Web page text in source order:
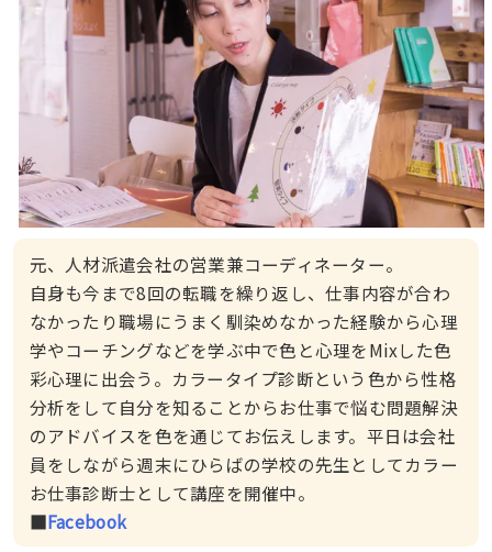
元、人材派遣会社の営業兼コーディネーター。
自身も今まで8回の転職を繰り返し、仕事内容が合わ
なかったり職場にうまく馴染めなかった経験から心理
学やコーチングなどを学ぶ中で色と心理をMixした色
彩心理に出会う。カラータイプ診断という色から性格
分析をして自分を知ることからお仕事で悩む問題解決
のアドバイスを色を通じてお伝えします。平日は会社
員をしながら週末にひらばの学校の先生としてカラー
お仕事診断士として講座を開催中。
■Facebook